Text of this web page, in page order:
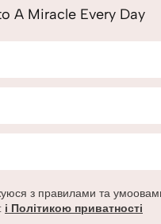
A Miracle Every Day
з правилами та
і Політикою приватності